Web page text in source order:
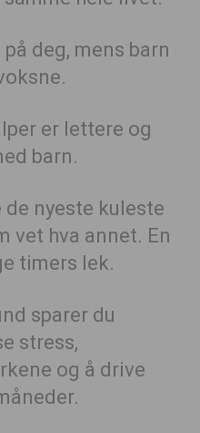
deg, mens barn
er lettere og
barn.
de nyeste kuleste
vet hva annet. En
timers lek.
sparer du
stress,
og å drive